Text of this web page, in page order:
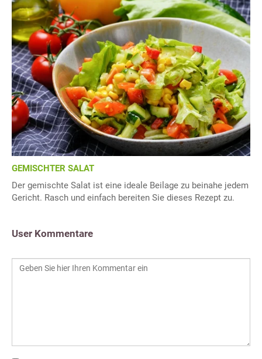
GEMISCHTER SALAT
Der gemischte Salat ist eine ideale Beilage zu beinahe jedem
Gericht. Rasch und einfach bereiten Sie dieses Rezept zu.
User Kommentare